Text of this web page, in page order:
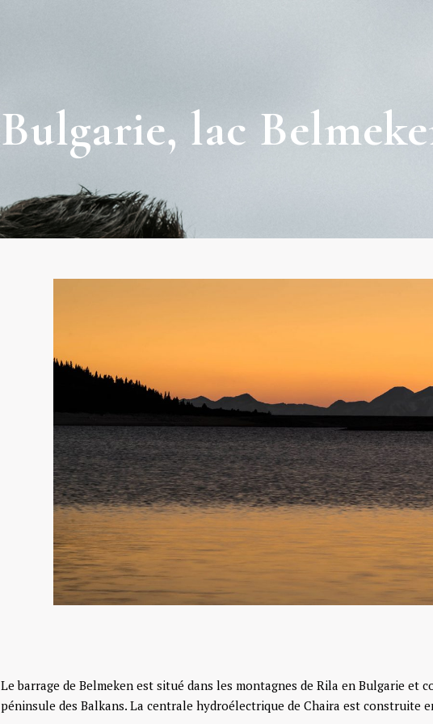
Bulgarie, lac
Le barrage de Belmeken est situé dans les montagnes de Rila en Bulgarie et
péninsule des Balkans. La centrale hydroélectrique de Chaira est construite